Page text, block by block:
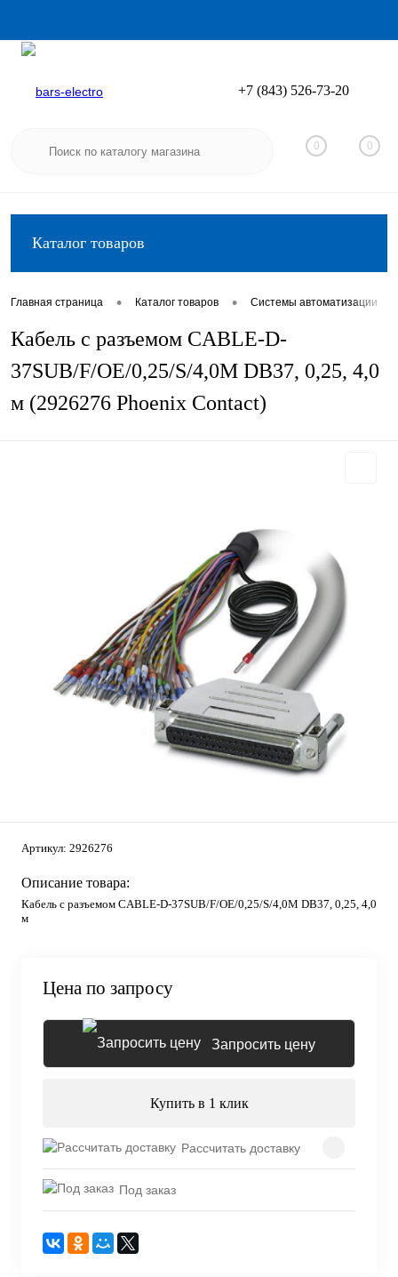
Вход
+7 (843) 526-73-20
0 0
Каталог товаров
Главная страница • Каталог товаров • Системы автоматизации
Кабель с разъемом CABLE-D-
37SUB/F/OE/0,25/S/4,0M DB37, 0,25, 4,0
м (2926276 Phoenix Contact)
Артикул: 2926276
Описание товара:
Кабель с разъемом CABLE-D-37SUB/F/OE/0,25/S/4,0M DB37, 0,25, 4,0
м
Цена по запросу
Запросить цену
Купить в 1 клик
Рассчитать доставку
Под заказ